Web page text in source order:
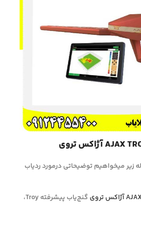
زیر میخواهیم توضیحاتی درمورد ردیاب
گنج‌یاب پیشرفته Troy،